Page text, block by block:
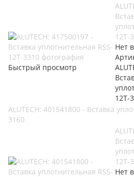
Быстрый просмотр
12T-
Нет
12T-
ALUTECH: 401541800 - Вставка
3160
12T-
Нет